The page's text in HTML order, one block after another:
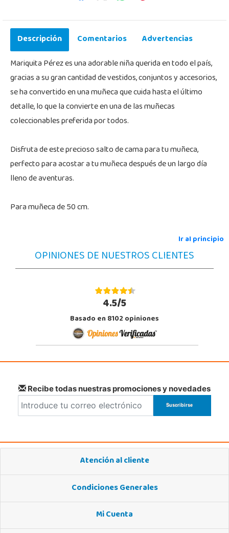
Descripción Comentarios
Advertencias
Mariquita Pérez es una adorable niña querida en todo el país,
gracias a su gran cantidad de vestidos, conjuntos y accesorios,
se ha convertido en una muñeca que cuida hasta el último
detalle, lo que la convierte en una de las muñecas
coleccionables preferida por todos.
Disfruta de este precioso salto de cama para tu muñeca,
perfecto para acostar a tu muñeca después de un largo día
lleno de aventuras.
Para muñeca de 50 cm.
Ir al principio
OPINIONES DE NUESTROS CLIENTES
4.5/5
Basado en 8102 opiniones
Recibe todas nuestras promociones y novedades
Atención al cliente
Condiciones Generales
Mi Cuenta